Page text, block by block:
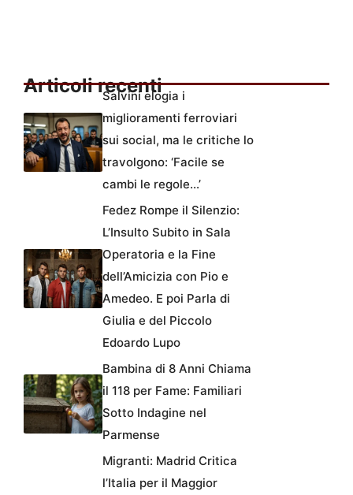
Articoli recenti
Salvini elogia i
miglioramenti ferroviari
sui social, ma le critiche lo
travolgono: ‘Facile se
cambi le regole…’
Fedez Rompe il Silenzio:
L’Insulto Subito in Sala
Operatoria e la Fine
dell’Amicizia con Pio e
Amedeo. E poi Parla di
Giulia e del Piccolo
Edoardo Lupo
Bambina di 8 Anni Chiama
il 118 per Fame: Familiari
Sotto Indagine nel
Parmense
Migranti: Madrid Critica
l’Italia per il Maggior